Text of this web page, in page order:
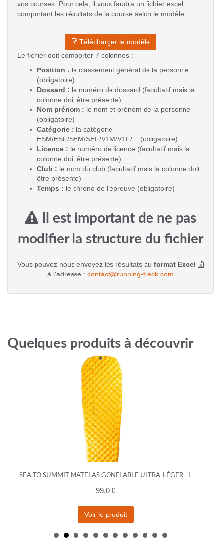
vos courses. Pour cela, il vous faudra un fichier excel
comportant les résultats de la course selon le modèle :
Télécharger le modèle
Le fichier doit comporter 7 colonnes :
Position : le classement général de la personne
(obligatoire)
Dossard : le numéro de dossard (facultatif mais la
colonne doit être présente)
Nom prénom : le nom et prénom de la personne
(obligatoire)
Catégorie : la catégorie
ESM/ESF/SEM/SEF/V1M/V1F/... (obligatoire)
Licence : le numéro de licence (facultatif mais la
colonne doit être présente)
Club : le nom du club (facultatif mais la colonne doit
être présente)
Temps : le chrono de l'épreuve (obligatoire)
Il est important de ne pas
modifier la structure du fichier
Vous pouvez nous envoyez les résultats au format Excel
à l'adresse : contact@running-track.com
Quelques produits à découvrir
SEA TO SUMMIT MATELAS GONFLABLE ULTRA-LÉGER - L
99.0 €
Voir le produit